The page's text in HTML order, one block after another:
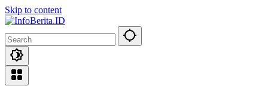
Skip to content